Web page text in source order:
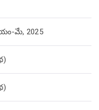
మే, 2025